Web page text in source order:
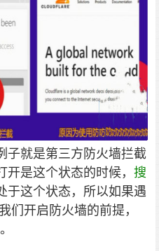
子就是第三方防火墙拦截
是这个状态的时候， 搜
于这个状态，所以如果遇
们开启防火墙的前提，